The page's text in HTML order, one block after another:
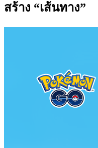
สร้าง “เส้นทาง”